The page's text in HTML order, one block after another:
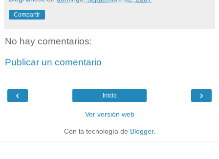
Compartir
No hay comentarios:
Publicar un comentario
‹ ›
Inicio
Ver versión web
Con la tecnología de Blogger.